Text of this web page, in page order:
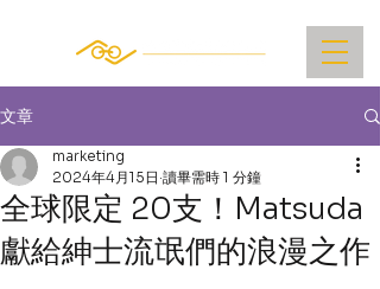
文章
全球限定 20支！Matsuda
獻給紳士流氓們的浪漫之作
marketing
2024年4月15日 讀畢需時 1 分鐘